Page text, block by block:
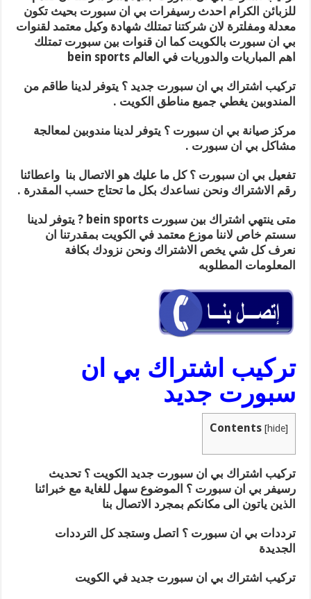
للزبائن الكرام احدث رسيفرات بي ان سبورت بحيث تكون
معدلة ومفلترة لان شركتنا تمتلك شهادة وكيل معتمد لقنوات
بي ان سبورت بالكويت كما ان قنوات بين سبورت تمتلك
اهم المباريات والدوريات في العالم bein sports
تركيب اشتراك بي ان سبورت جديد ؟ يتوفر لدينا طاقم من
المندوبين يغطي جميع مناطق الكويت .
مركز صيانة بي ان سبورت ؟ يتوفر لدينا مندوبين لمعالجة
مشاكل بي ان سبورت .
تفعيل بي ان سبورت ؟ كل ما عليك هو الاتصال بنا واعطائنا
رقم الاشتراك ونحن نساعدك بكل ما تحتاج حسب المقدرة .
متى ينتهي اشتراك بين سبورت bein sports ? يتوفر لدينا
سستم خاص لاننا موزع معتمد في الكويت بمقدرتنا ان
نعرف كل شي يخص الاشتراك ونحن نزودك بكافة
المعلومات المطلوبه
تركيب اشتراك بي ان
سبورت جديد
Contents [hide]
تركيب اشتراك بي ان سبورت جديد الكويت ؟ تحديث
رسيفر بي ان سبورت ؟ الموضوع سهل للغاية مع خبرائنا
الذين ياتون الى مكانكم بمجرد الاتصال بنا
ترددات بي ان سبورت ؟ اتصل وستجد كل الترددات
الجديدة
تركيب اشتراك بي ان سبورت جديد في الكويت